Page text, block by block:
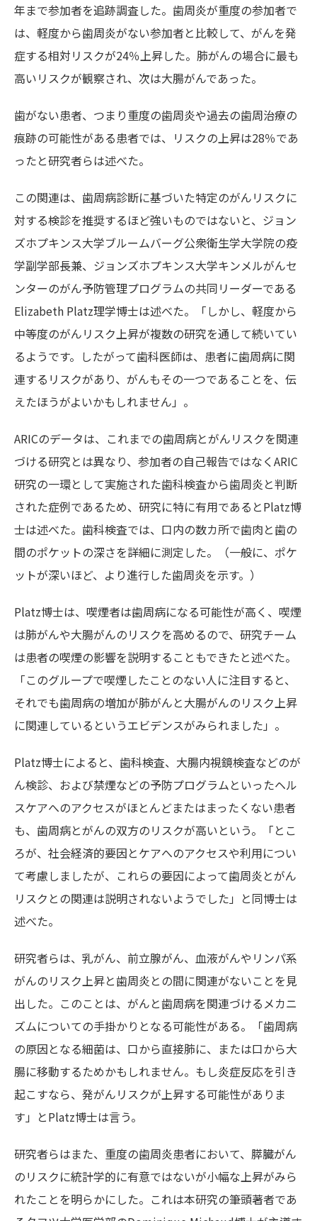
年まで参加者を追跡調査した。歯周炎が重度の参加者で
は、軽度から歯周炎がない参加者と比較して、がんを発
症する相対リスクが24％上昇した。肺がんの場合に最も
高いリスクが観察され、次は大腸がんであった。
歯がない患者、つまり重度の歯周炎や過去の歯周治療の
痕跡の可能性がある患者では、リスクの上昇は28％であ
ったと研究者らは述べた。
この関連は、歯周病診断に基づいた特定のがんリスクに
対する検診を推奨するほど強いものではないと、ジョン
ズホプキンス大学ブルームバーグ公衆衛生学大学院の疫
学副学部長兼、ジョンズホプキンス大学キンメルがんセ
ンターのがん予防管理プログラムの共同リーダーである
Elizabeth Platz理学博士は述べた。「しかし、軽度から
中等度のがんリスク上昇が複数の研究を通して続いてい
るようです。したがって歯科医師は、患者に歯周病に関
連するリスクがあり、がんもその一つであることを、伝
えたほうがよいかもしれません」。
ARICのデータは、これまでの歯周病とがんリスクを関連
づける研究とは異なり、参加者の自己報告ではなくARIC
研究の一環として実施された歯科検査から歯周炎と判断
された症例であるため、研究に特に有用であるとPlatz博
士は述べた。歯科検査では、口内の数カ所で歯肉と歯の
間のポケットの深さを詳細に測定した。（一般に、ポケ
ットが深いほど、より進行した歯周炎を示す。）
Platz博士は、喫煙者は歯周病になる可能性が高く、喫煙
は肺がんや大腸がんのリスクを高めるので、研究チーム
は患者の喫煙の影響を説明することもできたと述べた。
「このグループで喫煙したことのない人に注目すると、
それでも歯周病の増加が肺がんと大腸がんのリスク上昇
に関連しているというエビデンスがみられました」。
Platz博士によると、歯科検査、大腸内視鏡検査などのが
ん検診、および禁煙などの予防プログラムといったヘル
スケアへのアクセスがほとんどまたはまったくない患者
も、歯周病とがんの双方のリスクが高いという。「とこ
ろが、社会経済的要因とケアへのアクセスや利用につい
て考慮しましたが、これらの要因によって歯周炎とがん
リスクとの関連は説明されないようでした」と同博士は
述べた。
研究者らは、乳がん、前立腺がん、血液がんやリンパ系
がんのリスク上昇と歯周炎との間に関連がないことを見
出した。このことは、がんと歯周病を関連づけるメカニ
ズムについての手掛かりとなる可能性がある。「歯周病
の原因となる細菌は、口から直接肺に、または口から大
腸に移動するためかもしれません。もし炎症反応を引き
起こすなら、発がんリスクが上昇する可能性がありま
す」とPlatz博士は言う。
研究者らはまた、重度の歯周炎患者において、膵臓がん
のリスクに統計学的に有意ではないが小幅な上昇がみら
れたことを明らかにした。これは本研究の筆頭著者であ